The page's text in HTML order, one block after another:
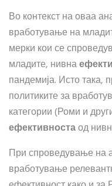
Во контекст на оваа
вработување на
мерки кои се
младите, нивна
пандемија. Исто така,
политиките за
категории (Роми и
ефективностаод
При спроведување на
вработување